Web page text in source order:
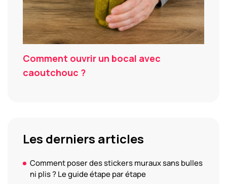
Comment ouvrir un bocal avec
caoutchouc ?
Les derniers articles
Comment poser des stickers muraux sans bulles
ni plis ? Le guide étape par étape